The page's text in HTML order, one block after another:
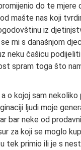
do te mjere
mašte nas koji
iz
mi s današnjom
neku čašicu
spram toga što
o kojoj sam
ljudi moje
bar neke od
za koji se moglo
tek primio ili je s